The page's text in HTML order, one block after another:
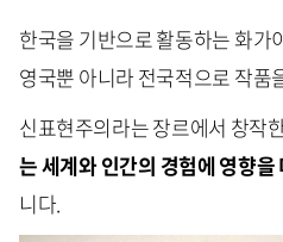
한국을 기반으로 활동하는 화가
영국뿐 아니라 전국적으로 작품
신표현주의라는 장르에서 창작
는 세계와 인간의 경험에 영향
니다.